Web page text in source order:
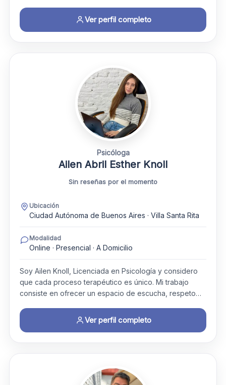
Ver perfil completo
Psicóloga
Ailen Abril Esther Knoll
Sin reseñas por el momento
Ubicación
Ciudad Autónoma de Buenos Aires · Villa Santa Rita
Modalidad
Online · Presencial · A Domicilio
Soy Ailen Knoll, Licenciada en Psicología y considero
que cada proceso terapéutico es único. Mi trabajo
consiste en ofrecer un espacio de escucha, respeto…
Ver perfil completo